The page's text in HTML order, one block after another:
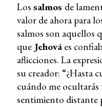
Los salmos de
valor de ahora para
salmos son aquellos
queJehováes
aflicciones. La
su creador: “¿Hasta
cuándo me
sentimiento distante